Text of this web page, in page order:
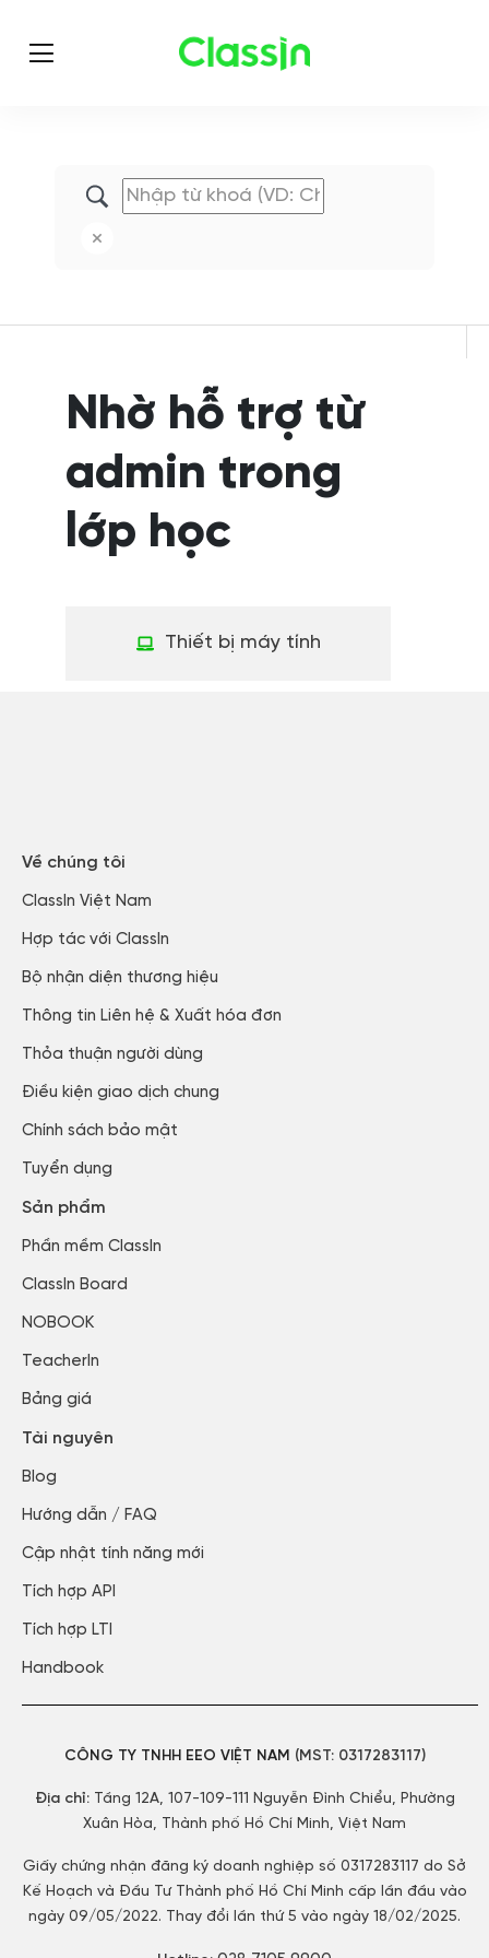
Nhờ hỗ trợ từ
admin trong
lớp học
Thiết bị máy tính
Về chúng tôi
ClassIn Việt Nam​
Hợp tác với ClassIn
Bộ nhận diện thương hiệu
Thông tin Liên hệ & Xuất hóa đơn​
Thỏa thuận người dùng​
Điều kiện giao dịch chung
Chính sách bảo mật​
Tuyển dụng​
Sản phẩm
Phần mềm ClassIn
ClassIn Board
NOBOOK
TeacherIn
Bảng giá
Tài nguyên
Blog​
Hướng dẫn / FAQ​
Cập nhật tính năng mới​
Tích hợp API​
Tích hợp LTI
Handbook
CÔNG TY TNHH EEO VIỆT NAM (MST: 0317283117)
Địa chỉ: Tầng 12A, 107-109-111 Nguyễn Đình Chiểu, Phường
Xuân Hòa, Thành phố Hồ Chí Minh, Việt Nam
Giấy chứng nhận đăng ký doanh nghiệp số 0317283117 do Sở
Kế Hoạch và Đầu Tư Thành phố Hồ Chí Minh cấp lần đầu vào
ngày 09/05/2022. Thay đổi lần thứ 5 vào ngày 18/02/2025.